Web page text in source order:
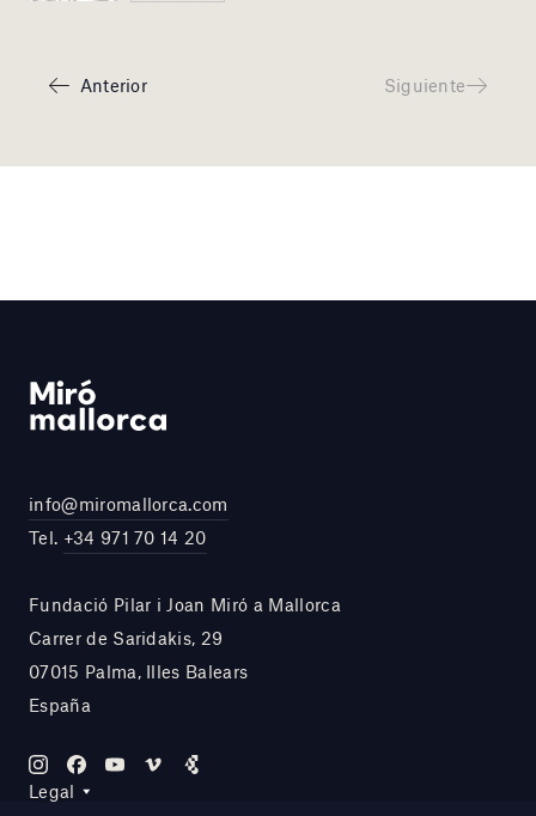
Anterior Siguiente
info@miromallorca.com
Tel. +34 971 70 14 20
Fundació Pilar i Joan Miró a Mallorca
Carrer de Saridakis, 29
07015 Palma, Illes Balears
España
Legal